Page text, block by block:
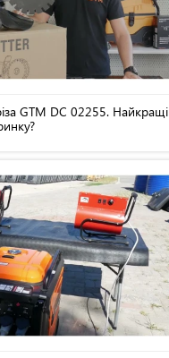
GTM DC 02255. Найкращі